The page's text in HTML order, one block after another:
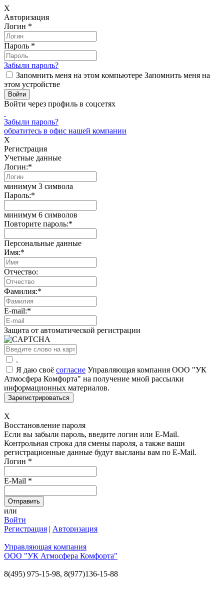
X
Авторизация
Логин *
Пароль *
Забыли пароль?
Запомнить меня на этом компьютере Запомнить меня на
этом устройстве
Войти через профиль в соцсетях
Забыли пароль?
обратитесь в офис нашей компании
X
Регистрация
Учетные данные
Логин:*
минимум 3 символа
Пароль:*
минимум 6 символов
Повторите пароль:*
Персональные данные
Имя:*
Отчество:
Фамилия:*
E-mail:*
Защита от автоматической регистрации
.
Я даю своё согласие Управляющая компания ООО "УК
Атмосфера Комфорта" на получение мной рассылки
информационных материалов.
X
Восстановление пароля
Если вы забыли пароль, введите логин или E-Mail.
Контрольная строка для смены пароля, а также ваши
регистрационные данные будут высланы вам по E-Mail.
Логин *
E-Mail *
или
Войти
Регистрация | Авторизация
Управляющая компания
ООО "УК Атмосфера Комфорта"
8(495) 975-15-98, 8(977)136-15-88